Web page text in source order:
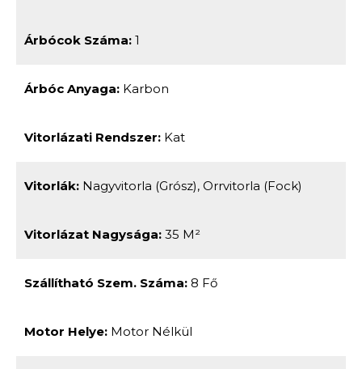
Árbócok Száma: 1
Árbóc Anyaga: Karbon
Vitorlázati Rendszer: Kat
Vitorlák: Nagyvitorla (grósz), Orrvitorla (fock)
Vitorlázat Nagysága: 35 M²
Szállítható Szem. Száma: 8 Fő
Motor Helye: Motor Nélkül